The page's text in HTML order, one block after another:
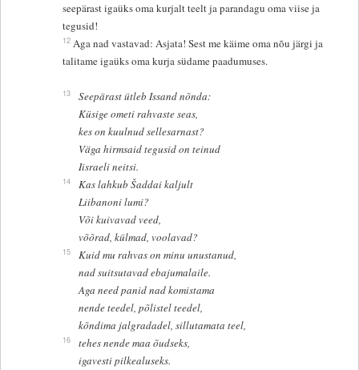
seepärast igaüks oma kurjalt teelt ja parandagu oma viise ja
tegusid!
12 Aga nad vastavad: Asjata! Sest me käime oma nõu järgi ja
talitame igaüks oma kurja südame paadumuses.
13
Seepärast ütleb Issand nõnda:
Küsige ometi rahvaste seas,
kes on kuulnud sellesarnast?
Väga hirmsaid tegusid on teinud
Iisraeli neitsi.
14
Kas lahkub Šaddai kaljult
Liibanoni lumi?
Või kuivavad veed,
võõrad, külmad, voolavad?
15
Kuid mu rahvas on minu unustanud,
nad suitsutavad ebajumalaile.
Aga need panid nad komistama
nende teedel, põlistel teedel,
kõndima jalgradadel, sillutamata teel,
16
tehes nende maa õudseks,
igavesti pilkealuseks.